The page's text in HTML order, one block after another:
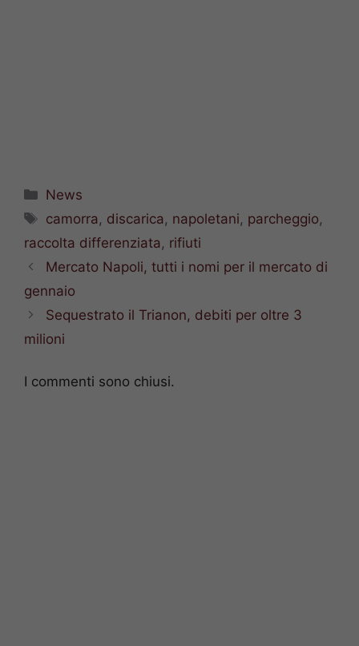
Categorie
News
Tag
camorra, discarica, napoletani, parcheggio,
raccolta differenziata, rifiuti
Mercato Napoli, tutti i nomi per il mercato di
gennaio
Sequestrato il Trianon, debiti per oltre 3
milioni
I commenti sono chiusi.